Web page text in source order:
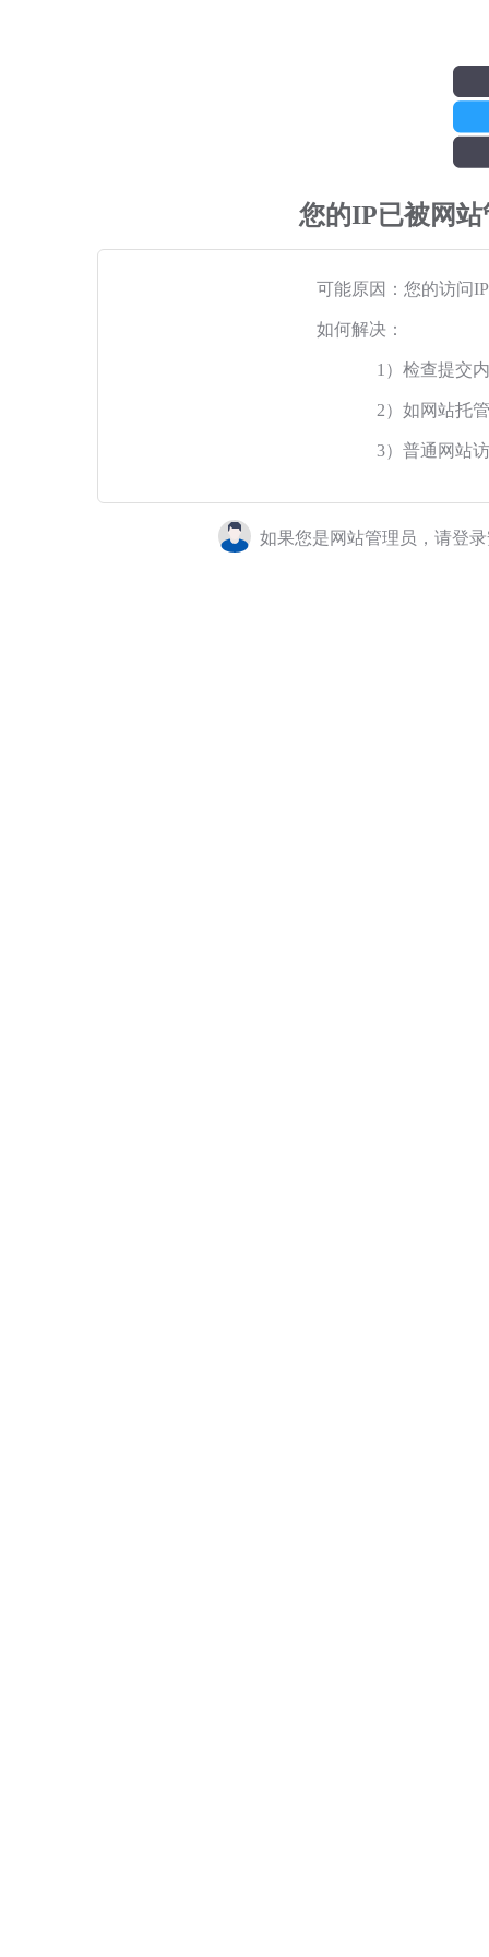
您的IP已被网
可能原因：您的访问
如何解决：
1）检查提交
2）如网站托
3）普通网站
如果您是网站管理员，请登